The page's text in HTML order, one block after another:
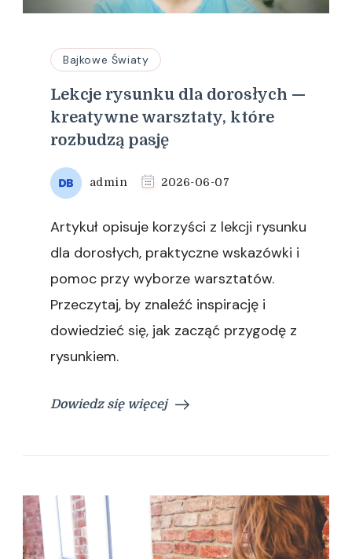
Bajkowe Światy
Lekcje rysunku dla dorosłych —
kreatywne warsztaty, które
rozbudzą pasję
admin 2026-06-07
Artykuł opisuje korzyści z lekcji rysunku
dla dorosłych, praktyczne wskazówki i
pomoc przy wyborze warsztatów.
Przeczytaj, by znaleźć inspirację i
dowiedzieć się, jak zacząć przygodę z
rysunkiem.
Dowiedz się więcej